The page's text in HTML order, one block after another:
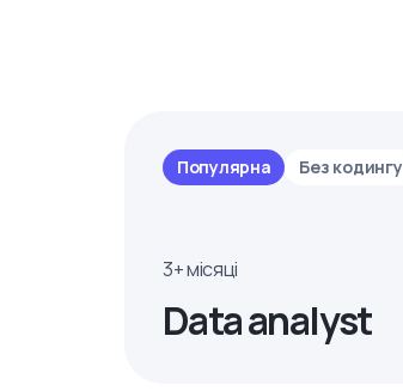
Популярна Без кодингу
3+ місяці
Data analyst